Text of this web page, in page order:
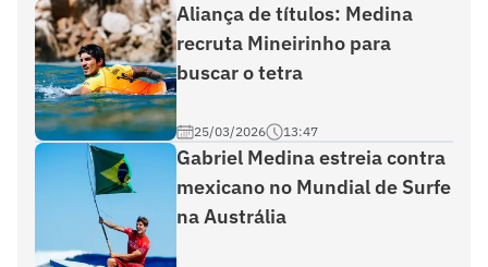
Aliança de títulos: Medina
recruta Mineirinho para
buscar o tetra
25/03/2026 13:47
Gabriel Medina estreia contra
mexicano no Mundial de Surfe
na Austrália